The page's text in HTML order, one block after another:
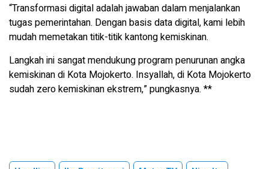
“Transformasi digital adalah jawaban dalam menjalankan
tugas pemerintahan. Dengan basis data digital, kami lebih
mudah memetakan titik-titik kantong kemiskinan.
Langkah ini sangat mendukung program penurunan angka
kemiskinan di Kota Mojokerto. Insyallah, di Kota Mojokerto
sudah zero kemiskinan ekstrem,” pungkasnya. **